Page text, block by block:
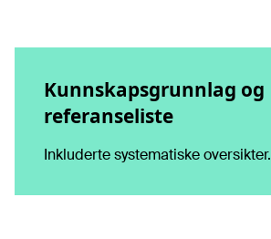
Kunnskapsgrunnlag og
referanseliste
Inkluderte systematiske oversikter.